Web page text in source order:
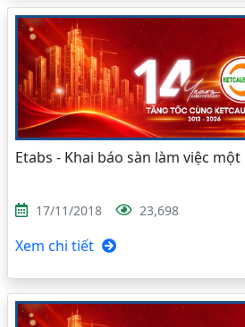
Etabs - Khai báo sàn làm việc
17/11/2018 23,698
Xem chi tiết